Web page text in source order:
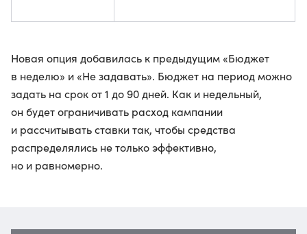
Новая опция добавилась к предыдущим «Бюджет
в неделю» и «Не задавать». Бюджет на период можно
задать на срок от 1 до 90 дней. Как и недельный,
он будет ограничивать расход кампании
и рассчитывать ставки так, чтобы средства
распределялись не только эффективно,
но и равномерно.